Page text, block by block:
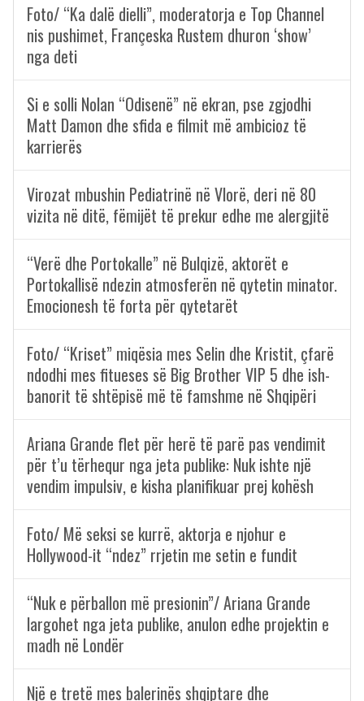
Foto/ “Ka dalë dielli”, moderatorja e Top Channel
nis pushimet, Françeska Rustem dhuron ‘show’
nga deti
Si e solli Nolan “Odisenë” në ekran, pse zgjodhi
Matt Damon dhe sfida e filmit më ambicioz të
karrierës
Virozat mbushin Pediatrinë në Vlorë, deri në 80
vizita në ditë, fëmijët të prekur edhe me alergjitë
“Verë dhe Portokalle” në Bulqizë, aktorët e
Portokallisë ndezin atmosferën në qytetin minator.
Emocionesh të forta për qytetarët
Foto/ “Kriset” miqësia mes Selin dhe Kristit, çfarë
ndodhi mes fitueses së Big Brother VIP 5 dhe ish-
banorit të shtëpisë më të famshme në Shqipëri
Ariana Grande flet për herë të parë pas vendimit
për t’u tërhequr nga jeta publike: Nuk ishte një
vendim impulsiv, e kisha planifikuar prej kohësh
Foto/ Më seksi se kurrë, aktorja e njohur e
Hollywood-it “ndez” rrjetin me setin e fundit
“Nuk e përballon më presionin”/ Ariana Grande
largohet nga jeta publike, anulon edhe projektin e
madh në Londër
Një e tretë mes balerinës shqiptare dhe